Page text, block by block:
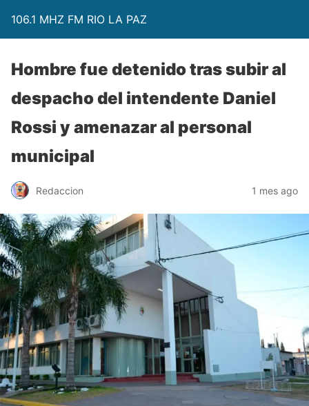
106.1 MHZ FM RIO LA PAZ
Hombre fue detenido tras subir al
despacho del intendente Daniel
Rossi y amenazar al personal
municipal
Redaccion 1 mes ago